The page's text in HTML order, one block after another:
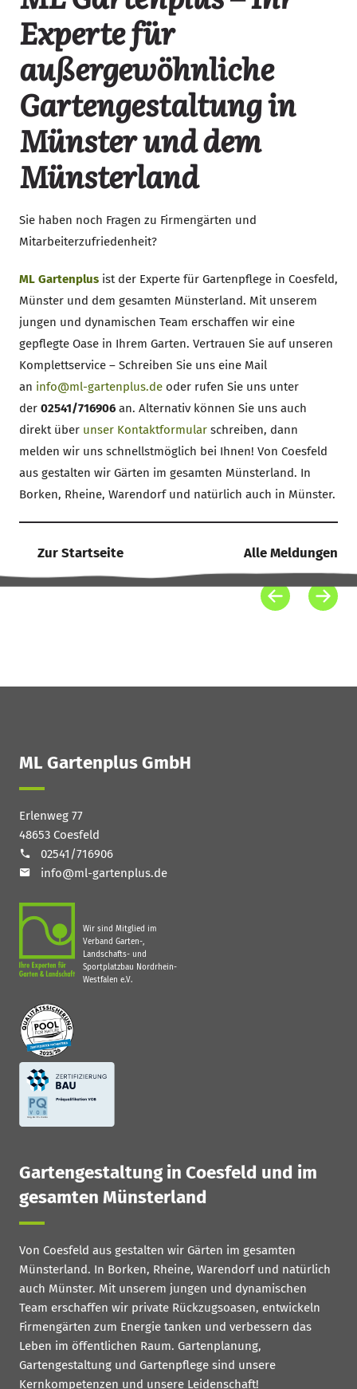
Experte für
außergewöhnliche
Gartengestaltung in
Münster und dem
Münsterland
Sie haben noch Fragen zu Firmengärten und
Mitarbeiterzufriedenheit?
ML Gartenplus ist der Experte für Gartenpflege in Coesfeld,
Münster und dem gesamten Münsterland. Mit unserem
jungen und dynamischen Team erschaffen wir eine
gepflegte Oase in Ihrem Garten. Vertrauen Sie auf unseren
Komplettservice – Schreiben Sie uns eine Mail
an info@ml-gartenplus.de oder rufen Sie uns unter
der 02541/716906 an. Alternativ können Sie uns auch
direkt über unser Kontaktformular schreiben, dann
melden wir uns schnellstmöglich bei Ihnen! Von Coesfeld
aus gestalten wir Gärten im gesamten Münsterland. In
Borken, Rheine, Warendorf und natürlich auch in Münster.
Zur Startseite Alle Meldungen
ML Gartenplus GmbH
Erlenweg 77
48653 Coesfeld
02541/716906
info@ml-gartenplus.de
Wir sind Mitglied im
Verband Garten-,
Landschafts- und
Sportplatzbau Nordrhein-
Westfalen e.V.
Gartengestaltung in Coesfeld und im
gesamten Münsterland
Von Coesfeld aus gestalten wir Gärten im gesamten
Münsterland. In Borken, Rheine, Warendorf und natürlich
auch Münster. Mit unserem jungen und dynamischen
Team erschaffen wir private Rückzugsoasen, entwickeln
Firmengärten zum Energie tanken und verbessern das
Leben im öffentlichen Raum. Gartenplanung,
Gartengestaltung und Gartenpflege sind unsere
Kernkompetenzen und unsere Leidenschaft!